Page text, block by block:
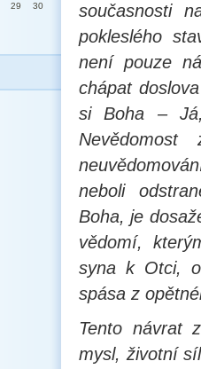
29
30
současnosti
pokleslého
není pouze
chápat
si Boha –
neboli
Boha, je
vědomí,
syna k Otci,
spása z
Tento návrat
mysl, životní